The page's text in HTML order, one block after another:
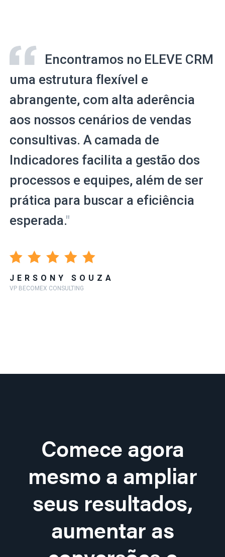
Encontramos no ELEVE CRM
uma estrutura flexível e
abrangente, com alta aderência
aos nossos cenários de vendas
consultivas. A camada de
Indicadores facilita a gestão dos
processos e equipes, além de ser
prática para buscar a eficiência
esperada."
JERSONY SOUZA
VP BECOMEX CONSULTING
Comece agora
mesmo a ampliar
seus resultados,
aumentar as